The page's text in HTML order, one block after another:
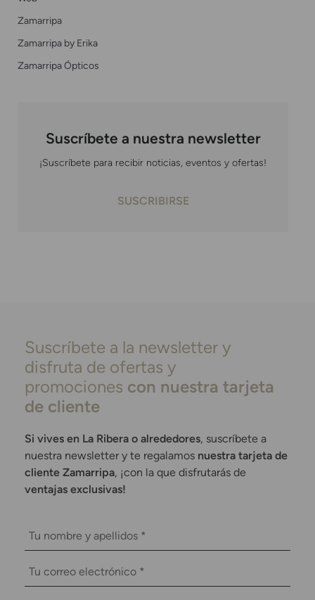
Zamarripa
Zamarripa by Erika
Zamarripa Ópticos
Suscríbete a nuestra newsletter
¡Suscríbete para recibir noticias, eventos y ofertas!
SUSCRIBIRSE
Suscríbete a la newsletter y
disfruta de ofertas y
promociones con nuestra tarjeta
de cliente
Si vives en La Ribera o alrededores, suscríbete a
nuestra newsletter y te regalamos nuestra tarjeta de
cliente Zamarripa, ¡con la que disfrutarás de
ventajas exclusivas!